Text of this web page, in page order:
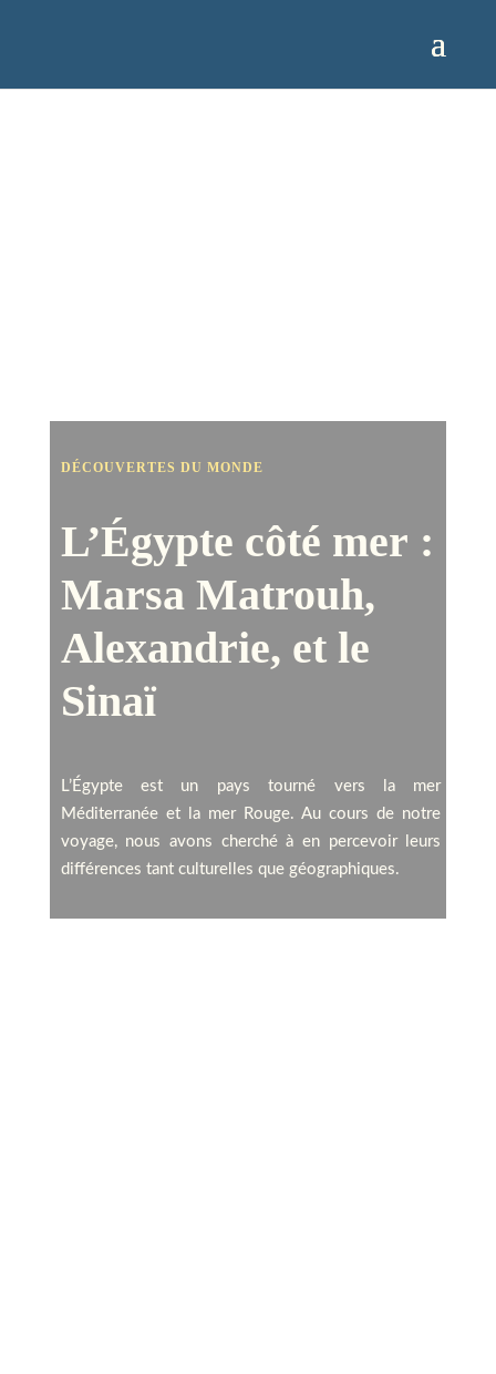
DÉCOUVERTES DU MONDE
L’Égypte côté mer :
Marsa Matrouh,
Alexandrie, et le
Sinaï
L’Égypte est un pays tourné vers la mer
Méditerranée et la mer Rouge. Au cours de notre
voyage, nous avons cherché à en percevoir leurs
différences tant culturelles que géographiques.